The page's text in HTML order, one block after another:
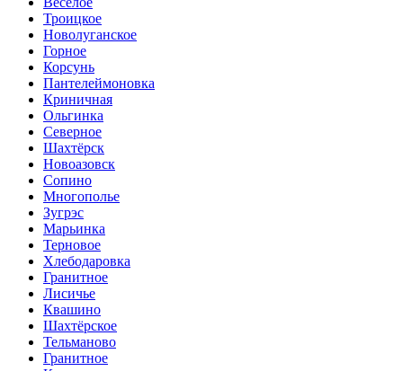
Троицкое
Новолуганское
Горное
Корсунь
Пантелеймоновка
Криничная
Ольгинка
Cеверное
Шахтёрск
Новоазовск
Сопино
Многополье
Зугрэс
Марьинка
Терновое
Хлебодаровка
Гранитное
Лисичье
Квашино
Шахтёрское
Тельманово
Гранитное